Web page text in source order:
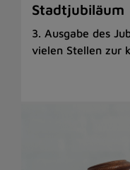
Stadtjubiläum
3. Ausgabe des
vielen Stellen zur